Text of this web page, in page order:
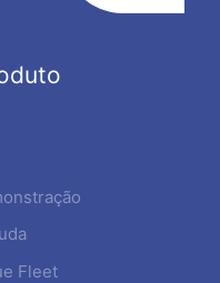
Fleet